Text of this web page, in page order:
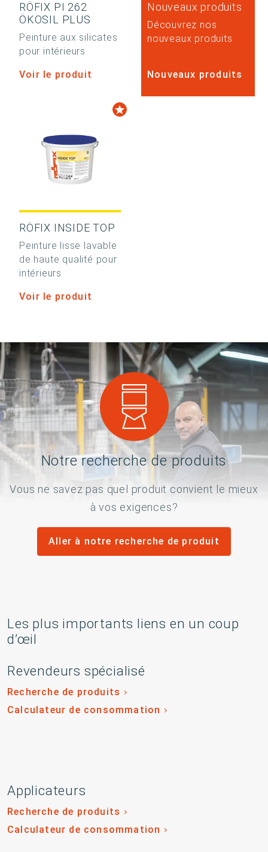
RÖFIX PI 262
ÖKOSIL PLUS
Peinture aux silicates
pour intérieurs
Voir le produit
Nouveaux produits
Découvrez nos
nouveaux produits
Nouveaux produits
RÖFIX INSIDE TOP
Peinture lisse lavable
de haute qualité pour
intérieurs
Voir le produit
Notre recherche de produits
Vous ne savez pas quel produit convient le mieux
à vos exigences?
Aller à notre recherche de produit
Les plus importants liens en un coup
d’œil
Revendeurs spécialisé
Recherche de produits
Calculateur de consommation
Applicateurs
Recherche de produits
Calculateur de consommation